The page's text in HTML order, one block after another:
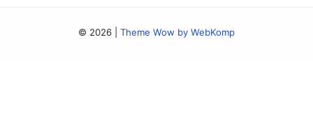
© 2026 Theme Wow by WebKomp